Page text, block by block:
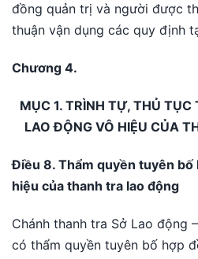
đồng quản trị và người được
thuận vận dụng các quy định
Chương 4.
MỤC 1. TRÌNH TỰ, THỦ
LAO ĐỘNG VÔ HIỆU CỦA
Điều 8. Thẩm quyền tuyên bố
hiệu của thanh tra lao động
Chánh thanh tra Sở Lao động
có thẩm quyền tuyên bố hợp